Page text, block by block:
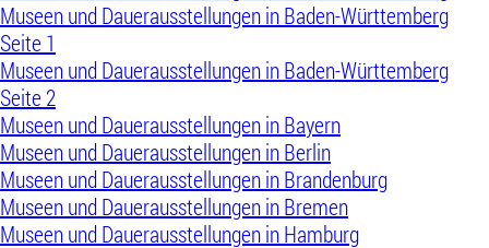
Museen und Dauerausstellungen in Baden-Württemberg
Seite 1
Museen und Dauerausstellungen in Baden-Württemberg
Seite 2
Museen und Dauerausstellungen in Bayern
Museen und Dauerausstellungen in Berlin
Museen und Dauerausstellungen in Brandenburg
Museen und Dauerausstellungen in Bremen
Museen und Dauerausstellungen in Hamburg